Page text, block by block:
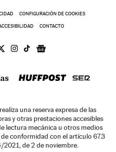
CONFIGURACIÓN DE COOKIES
CONTACTO
realiza una reserva expresa de las
y otras prestaciones accesibles
lectura mecánica u otros medios
conformidad con el artículo 67.3
2021, de 2 de noviembre.